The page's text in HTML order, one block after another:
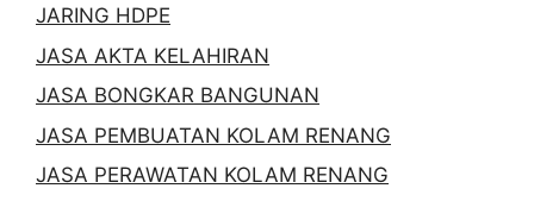
JARING HDPE
JASA AKTA KELAHIRAN
JASA BONGKAR BANGUNAN
JASA PEMBUATAN KOLAM RENANG
JASA PERAWATAN KOLAM RENANG